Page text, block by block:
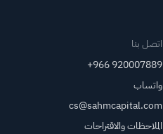
اتصل بنا
+966 920007889
واتساب
cs@sahmcapital.com
الملاحظات والاقتراحات